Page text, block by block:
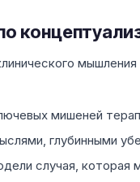
мишеней
глубинными
случая, которая